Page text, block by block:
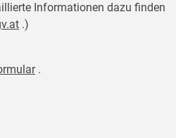
Informationen dazu finden
.)
.